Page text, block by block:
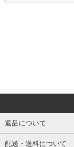
返品について
配送・送料について